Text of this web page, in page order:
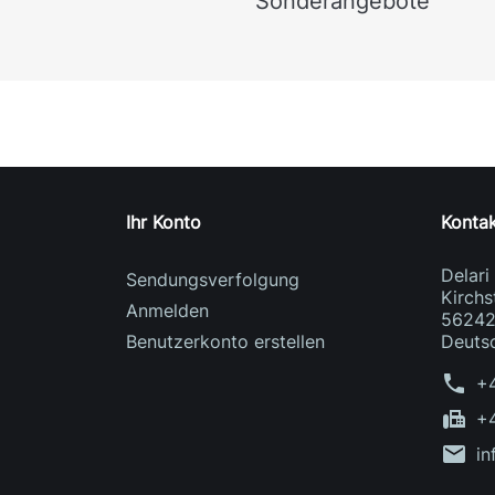
Ihr Konto
Sendungsverfolgung
Anmelden
Benutzerkonto erstellen
Delari
phone
fax
mail